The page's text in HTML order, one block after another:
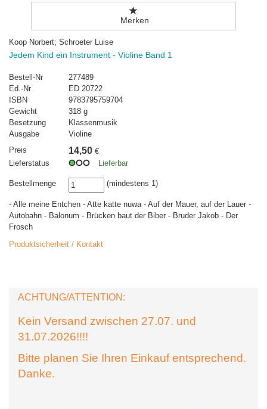
Merken
Koop Norbert; Schroeter Luise
Jedem Kind ein Instrument - Violine Band 1
Bestell-Nr
277489
Ed.-Nr
ED 20722
ISBN
9783795759704
Gewicht
318 g
Besetzung
Klassenmusik
Ausgabe
Violine
Preis
14,50 €
Lieferstatus
Lieferbar
Bestellmenge (mindestens 1)
- Alle meine Entchen - Atte katte nuwa - Auf der Mauer, auf der Lauer -
Autobahn - Balonum - Brücken baut der Biber - Bruder Jakob - Der
Frosch
Produktsicherheit / Kontakt
ACHTUNG/ATTENTION:
Kein Versand zwischen 27.07. und
31.07.2026!!!!
Bitte planen Sie Ihren Einkauf entsprechend.
Danke.